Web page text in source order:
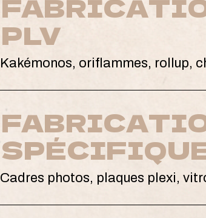
PLV
Kakémonos, oriflammes, rollup,
Cadres photos, plaques plexi,